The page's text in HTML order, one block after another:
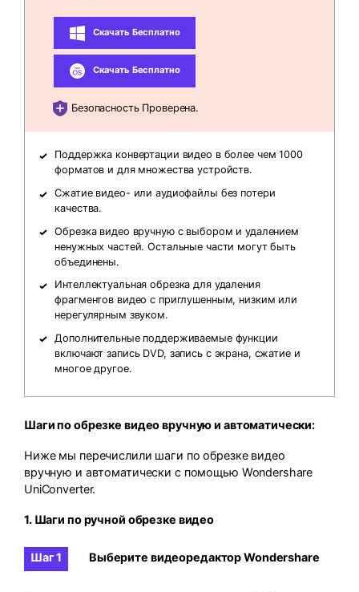
Скачать Бесплатно
Скачать Бесплатно
Безопасность Проверена.
Поддержка конвертации видео в более чем 1000
форматов и для множества устройств.
Сжатие видео- или аудиофайлы без потери
качества.
Обрезка видео вручную с выбором и удалением
ненужных частей. Остальные части могут быть
объединены.
Интеллектуальная обрезка для удаления
фрагментов видео с приглушенным, низким или
нерегулярным звуком.
Дополнительные поддерживаемые функции
включают запись DVD, запись с экрана, сжатие и
многое другое.
Шаги по обрезке видео вручную и автоматически:
Ниже мы перечислили шаги по обрезке видео
вручную и автоматически с помощью Wondershare
UniConverter.
1. Шаги по ручной обрезке видео
Шаг 1 Выберите видеоредактор Wondershare